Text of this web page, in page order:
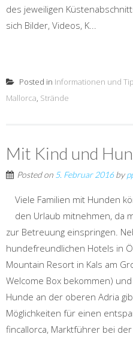
des jeweiligen
sich Bilder, Videos, K...
Posted in Informationen und
Mallorca, Strände
Mit Kind und
Posted on 5. Februar 2016by
Viele Familien mit Hunden
den Urlaub mitnehmen, da
zur Betreuung einspringen.
hundefreundlichen Hotels in
Mountain Resort in Kals am
Welcome Box bekommen)
Hunde an der oberen Adria
Möglichkeiten für einen
fincallorca, Marktführer bei